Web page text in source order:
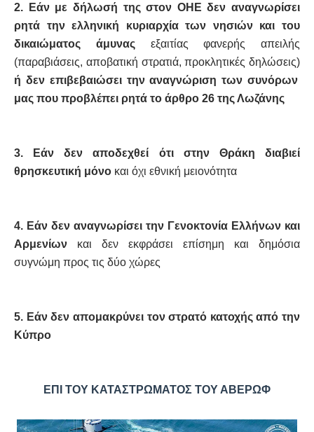
2. Εάν με δήλωσή της στον ΟΗΕ δεν αναγνωρίσει
ρητά την ελληνική κυριαρχία των νησιών και του
δικαιώματος άμυνας εξαιτίας φανερής απειλής
(παραβιάσεις, αποβατική στρατιά, προκλητικές δηλώσεις)
ή δεν επιβεβαιώσει την αναγνώριση των συνόρων
μας που προβλέπει ρητά το άρθρο 26 της Λωζάνης
3. Εάν δεν αποδεχθεί ότι στην Θράκη διαβιεί
θρησκευτική μόνο και όχι εθνική μειονότητα
4. Εάν δεν αναγνωρίσει την Γενοκτονία Ελλήνων και
Αρμενίων και δεν εκφράσει επίσημη και δημόσια
συγνώμη προς τις δύο χώρες
5. Εάν δεν απομακρύνει τον στρατό κατοχής από την
Κύπρο
ΕΠΙ ΤΟΥ ΚΑΤΑΣΤΡΩΜΑΤΟΣ ΤΟΥ ΑΒΕΡΩΦ